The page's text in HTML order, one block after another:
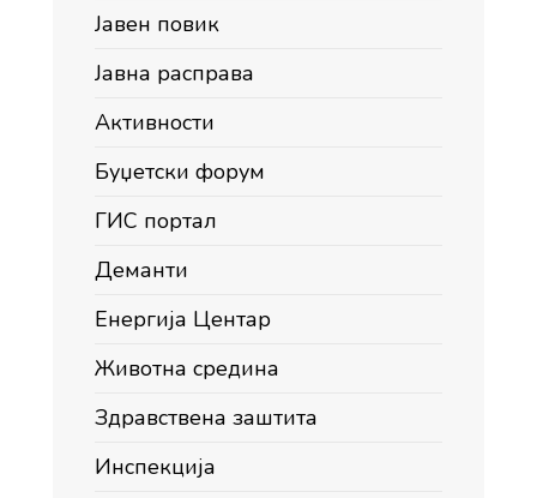
Јавен повик
Јавна расправа
Активности
Буџетски форум
ГИС портал
Деманти
Енергија Центар
Животна средина
Здравствена заштита
Инспекција